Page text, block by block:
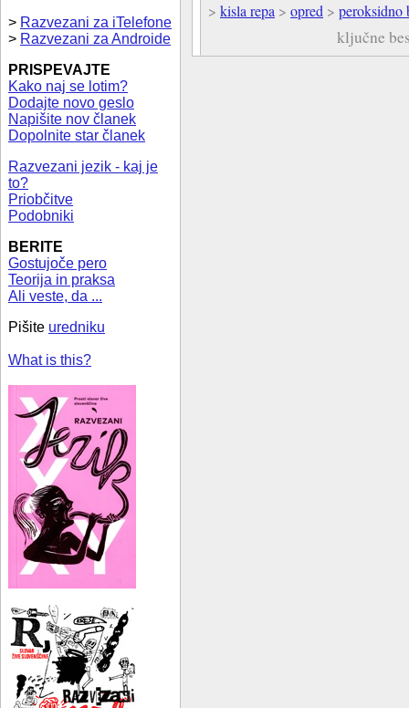
> Razvezani za iTelefone
> Razvezani za Androide
PRISPEVAJTE
Kako naj se lotim?
Dodajte novo geslo
Napišite nov članek
Dopolnite star članek
Razvezani jezik - kaj je
to?
Priobčitve
Podobniki
BERITE
Gostujoče pero
Teorija in praksa
Ali veste, da ...
Pišite uredniku
What is this?
> kisla repa > opred > peroksidno
ključne